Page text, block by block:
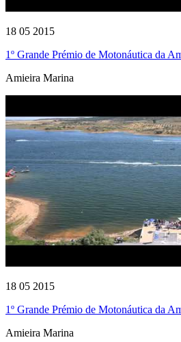
18 05 2015
1º Grande Prémio de Motonáutica da
Amieira Marina
18 05 2015
1º Grande Prémio de Motonáutica da
Amieira Marina